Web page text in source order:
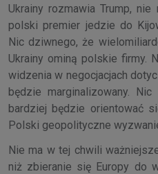
Ukrainy rozmawia Trump,
polski premier jedzie do
Nic dziwnego, że
Ukrainy ominą polskie firmy.
widzenia w negocjacjach
będzie marginalizowany.
bardziej będzie orientować
Polski geopolityczne
Nie ma w tej chwili
niż zbieranie się Europy do